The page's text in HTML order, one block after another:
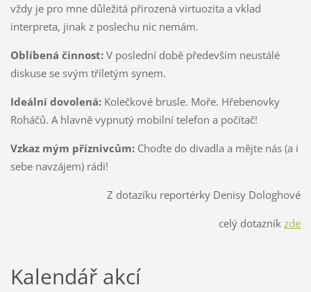
vždy je pro mne důležitá přirozená virtuozita a vklad
interpreta, jinak z poslechu nic nemám.
Oblíbená činnost:V poslední době především neustálé
diskuse se svým tříletým synem.
Ideální dovolená:Kolečkové brusle. Moře. Hřebenovky
Roháčů. A hlavně vypnutý mobilní telefon a počítač!
Vzkaz mým příznivcům:Choďte do divadla a mějte nás (a i
sebe navzájem) rádi!
Z dotazíku reportérky Denisy Dologhové
celý dotazníkzde
Kalendář akcí